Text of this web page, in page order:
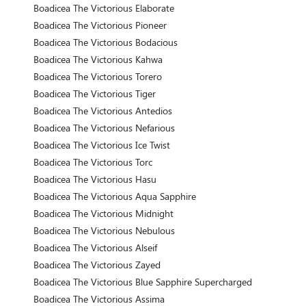
Boadicea The Victorious Elaborate
Boadicea The Victorious Pioneer
Boadicea The Victorious Bodacious
Boadicea The Victorious Kahwa
Boadicea The Victorious Torero
Boadicea The Victorious Tiger
Boadicea The Victorious Antedios
Boadicea The Victorious Nefarious
Boadicea The Victorious Ice Twist
Boadicea The Victorious Torc
Boadicea The Victorious Hasu
Boadicea The Victorious Aqua Sapphire
Boadicea The Victorious Midnight
Boadicea The Victorious Nebulous
Boadicea The Victorious Alseif
Boadicea The Victorious Zayed
Boadicea The Victorious Blue Sapphire Supercharged
Boadicea The Victorious Assima